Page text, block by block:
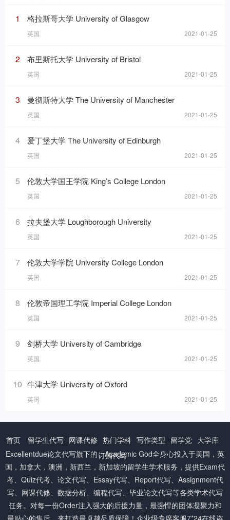
1 格拉斯哥大学 University of Glasgow
英国 2021-01-25
2 布里斯托大学 University of Bristol
英国 2021-01-25
3 曼彻斯特大学 The University of Manchester
英国 2021-01-25
4 爱丁堡大学 The University of Edinburgh
英国 2021-01-25
5 伦敦大学国王学院 King’s College London
英国 2021-01-25
6 拉夫堡大学 Loughborough University
英国 2021-01-25
7 伦敦大学学院 University College London
英国 2021-01-25
8 伦敦帝国理工学院 Imperial College London
英国 2021-01-25
9 剑桥大学 University of Cambridge
英国 2021-01-25
10 牛津大学 University of Oxford
英国 2021-01-25
首页 留学生代写 网课代修 热门学科 写作类型 留学党 大学库
订购代写
Excellentdue论文代写旗下的：Academic God全身心投入于美国，英
国，加拿大，澳洲，新西兰，新加坡的留学生学术服务，提供Exam代
考、Quiz代考、论文代写、Essay代写、Report代写、Assignment代
写、网课代修、数据分析、编程代写、毕业论文代写等各类学术代写
任务。对每一份Order注入强大的后援力量，最强悍的团体凝聚力和